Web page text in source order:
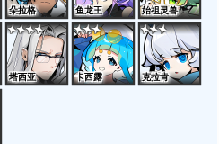
朵拉格 鱼龙王 始祖灵兽
塔西亚 卡西露 克拉肯